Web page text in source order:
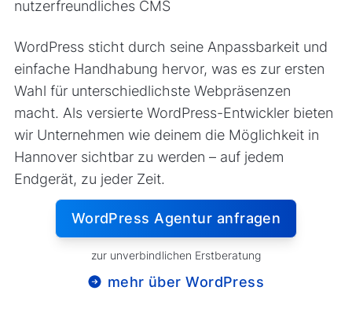
nutzerfreundliches CMS
WordPress sticht durch seine Anpassbarkeit und
einfache Handhabung hervor, was es zur ersten
Wahl für unterschiedlichste Webpräsenzen
macht. Als versierte WordPress-Entwickler bieten
wir Unternehmen wie deinem die Möglichkeit in
Hannover sichtbar zu werden – auf jedem
Endgerät, zu jeder Zeit.
WordPress Agentur anfragen
zur unverbindlichen Erstberatung
mehr über WordPress